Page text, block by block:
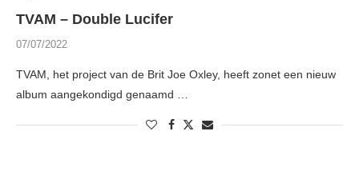
TVAM – Double Lucifer
07/07/2022
TVAM, het project van de Brit Joe Oxley, heeft zonet een nieuw
album aangekondigd genaamd …